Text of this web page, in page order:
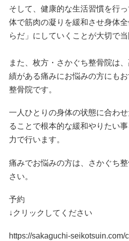
そして、健康的な生活習慣を行
体で筋肉の凝りを緩和させ身体
らだ」にしていくことが大切で当
また、枚方・さかぐち整骨院は
績がある痛みにお悩みの方にも
整骨院です。
一人ひとりの身体の状態に合わ
ることで根本的な緩和やりたい
力で行います。
痛みでお悩みの方は、さかぐち
さい。
予約
↓クリックしてください
https://sakaguchi-seikotsuin.com/